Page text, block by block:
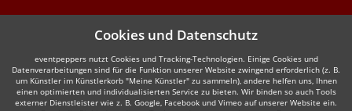
Cookies und Datenschutz
eventpeppers nutzt Cookies und Tracking-Technologien. Einige Cookies und
Datenverarbeitungen sind für die Funktion unserer Website zwingend erforderlich (z. B.
um Künstler im Künstlerkorb "Meine Künstler" zu sammeln), andere helfen uns, Ihnen
einen optimierten und individualisierten Service zu bieten. Wir binden so auch Tools
externer Dienstleister wie z. B. Google, Facebook und Vimeo auf unserer Website ein.